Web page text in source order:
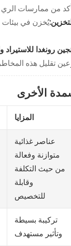
من ممارسات
يُخزن في بيئات
رونغدا للاستيراد
تقليل هذه
الأخرى
المزايا
عناصر غذائية
متوازنة وفعالة
من حيث التكلفة
وقابلة
للتخصيص
تركيبة بسيطة
وتأثير مستهدف